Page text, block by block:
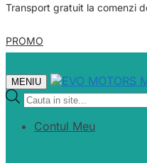
Transport gratuit la comenzi
PROMO
MENIU
Products
search
Contul Meu